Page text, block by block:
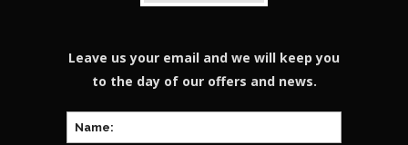
Leave us your email and we will keep you
to the day of our offers and news.